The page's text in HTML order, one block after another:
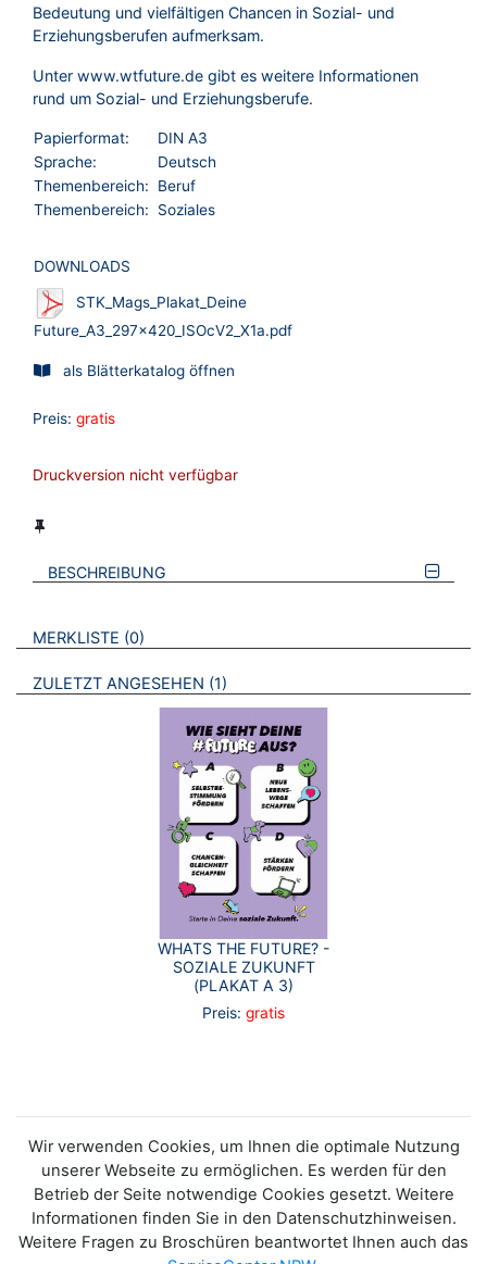
Bedeutung und vielfältigen Chancen in Sozial- und
Erziehungsberufen aufmerksam.
Unter www.wtfuture.de gibt es weitere Informationen
rund um Sozial- und Erziehungsberufe.
Papierformat:
DIN A3
Sprache:
Deutsch
Themenbereich:
Beruf
Themenbereich:
Soziales
DOWNLOADS
STK_Mags_Plakat_Deine
Future_A3_297x420_ISOcV2_X1a.pdf
als Blätterkatalog öffnen
Preis: gratis
Druckversion nicht verfügbar
BESCHREIBUNG
VERWEISE AUF VERMERKTE- ODER ZULETZT ANGESEHENE
MERKLISTE 0 BROSCHÜREN
ZULETZT ANGESEHEN 1 BROSCHÜREN
WHATS THE FUTURE? -
SOZIALE ZUKUNFT
(PLAKAT A 3)
Preis: gratis
Wir verwenden Cookies, um Ihnen die optimale Nutzung
unserer Webseite zu ermöglichen. Es werden für den
Betrieb der Seite notwendige Cookies gesetzt. Weitere
Informationen finden Sie in den Datenschutzhinweisen.
Weitere Fragen zu Broschüren beantwortet Ihnen auch das